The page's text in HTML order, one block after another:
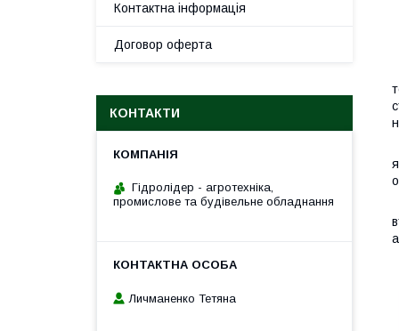
Контактна інформація
Договор оферта
КОНТАКТИ
Гідролідер - агротехніка,
промислове та будівельне обладнання
Личманенко Тетяна